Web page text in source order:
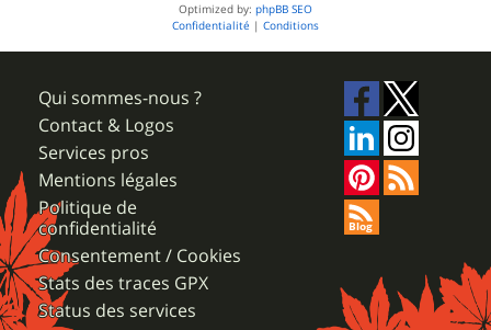
Optimized by: phpBB SEO
Confidentialité | Conditions
Qui sommes-nous ?
Contact & Logos
Services pros
Mentions légales
Politique de
confidentialité
Consentement / Cookies
Stats des traces GPX
Status des services